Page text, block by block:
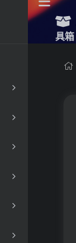
具箱